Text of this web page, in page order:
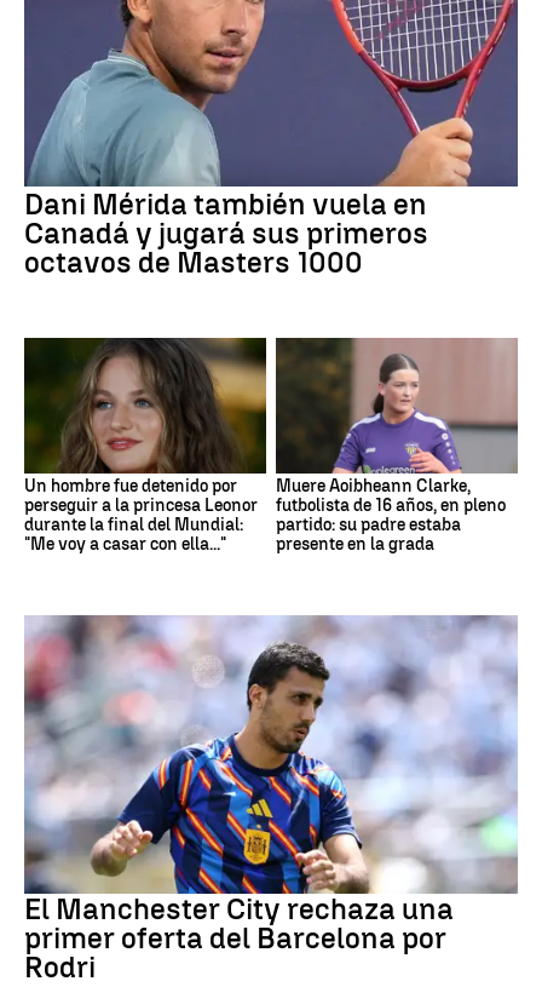
Dani Mérida también vuela en
Canadá y jugará sus primeros
octavos de Masters 1000
Un hombre fue detenido por
perseguir a la princesa Leonor
durante la final del Mundial:
"Me voy a casar con ella..."
Muere Aoibheann Clarke,
futbolista de 16 años, en pleno
partido: su padre estaba
presente en la grada
Fútbol
El Manchester City rechaza una
primer oferta del Barcelona por
Rodri